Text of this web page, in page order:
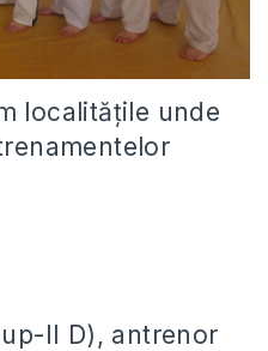
localitățile unde
II D), antrenor